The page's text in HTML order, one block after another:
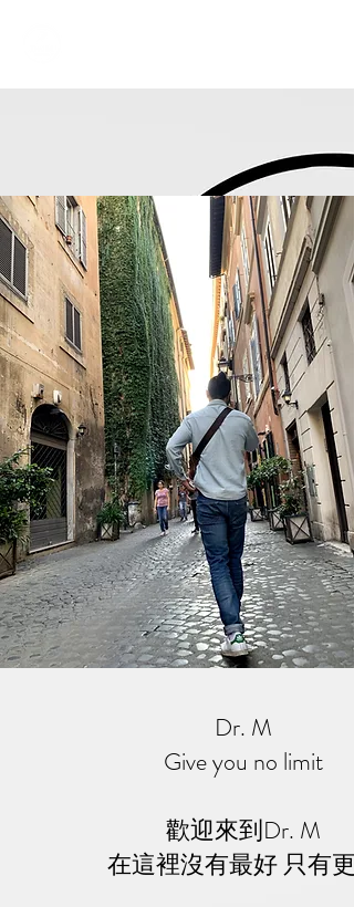
Dr. M
Give you no limit
歡迎來到Dr. M
在這裡沒有最好 只有更